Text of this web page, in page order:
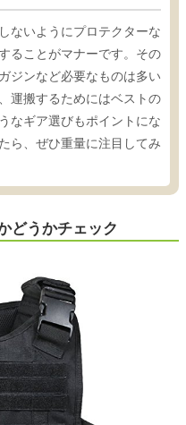
ないようにプロテクターな
ることがマナーです。その
ジンなど必要なものは多い
運搬するためにはベストの
なギア選びもポイントにな
ら、ぜひ重量に注目してみ
どうかチェック